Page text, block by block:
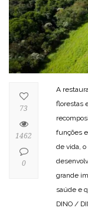
A
florestas
funções
de vida,
grande
saúde e
DINO /
73
1462
0